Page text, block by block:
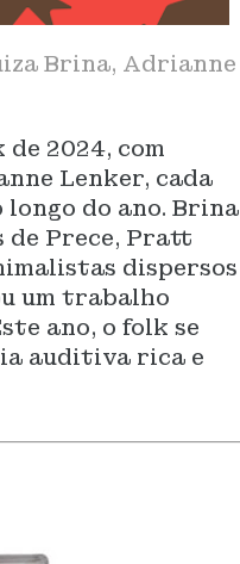
Brina, Adrianne
2024, com
Lenker, cada
longo do ano. Brina
de Prece, Pratt
dispersos
um trabalho
ano, o folk se
auditiva rica e